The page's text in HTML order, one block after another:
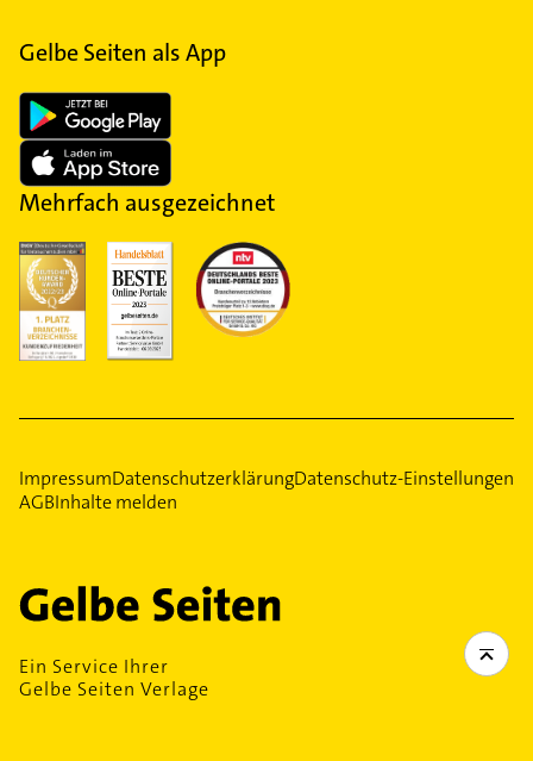
Gelbe Seiten als App
Mehrfach ausgezeichnet
ImpressumDatenschutzerklärungDatenschutz-Einstellungen
AGBInhalte melden
Ein Service Ihrer
Gelbe Seiten Verlage